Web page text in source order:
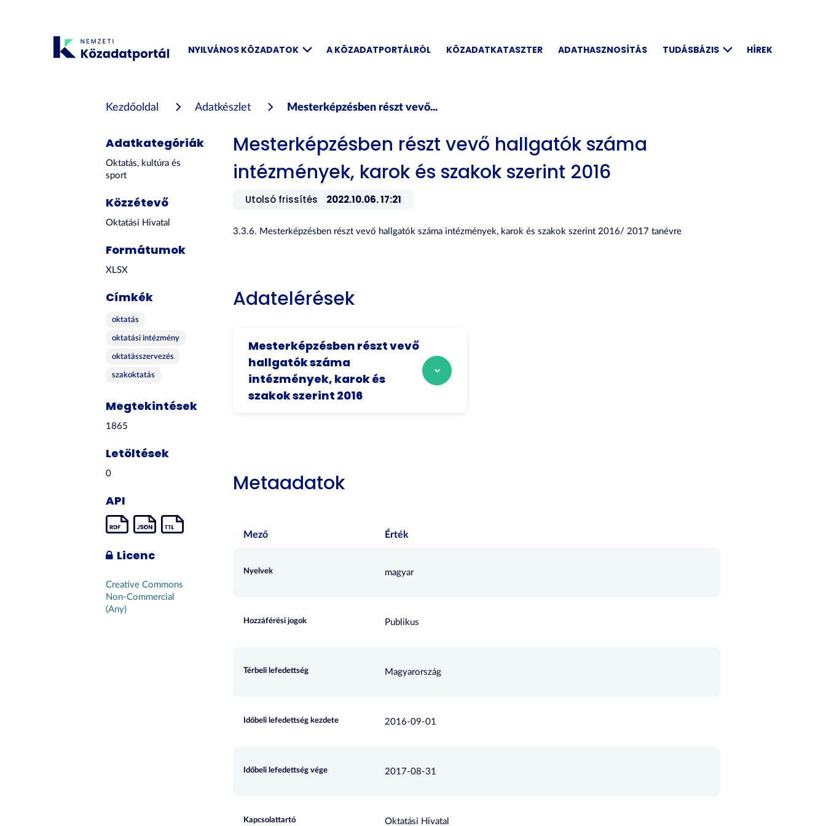
NYILVÁNOS KÖZADATOK A KÖZADATPORTÁLRÓL KÖZADATKATASZTER ADATHASZNOSÍTÁS TUDÁSBÁZIS HÍREK
Kezdőoldal Adatkészlet Mesterképzésben részt vevő...
Adatkategóriák
Oktatás, kultúra és
sport
Közzétevő
Oktatási Hivatal
Formátumok
XLSX
Címkék
oktatás
oktatási intézmény
oktatásszervezés
szakoktatás
Megtekintések
1865
Letöltések
0
API
Licenc
Creative Commons
Non-Commercial
(Any)
Mesterképzésben részt vevő hallgatók száma
intézmények, karok és szakok szerint 2016
Utolsó frissítés 2022.10.06. 17:21
3.3.6. Mesterképzésben részt vevő hallgatók száma intézmények, karok és szakok szerint 2016/ 2017 tanévre
Adatelérések
Mesterképzésben részt vevő
hallgatók száma
intézmények, karok és
szakok szerint 2016
Metaadatok
Mező Érték
Nyelvek magyar
Hozzáférési jogok Publikus
Térbeli lefedettség Magyarország
Időbeli lefedettség kezdete 2016-09-01
Időbeli lefedettség vége 2017-08-31
Kapcsolattartó Oktatási Hivatal